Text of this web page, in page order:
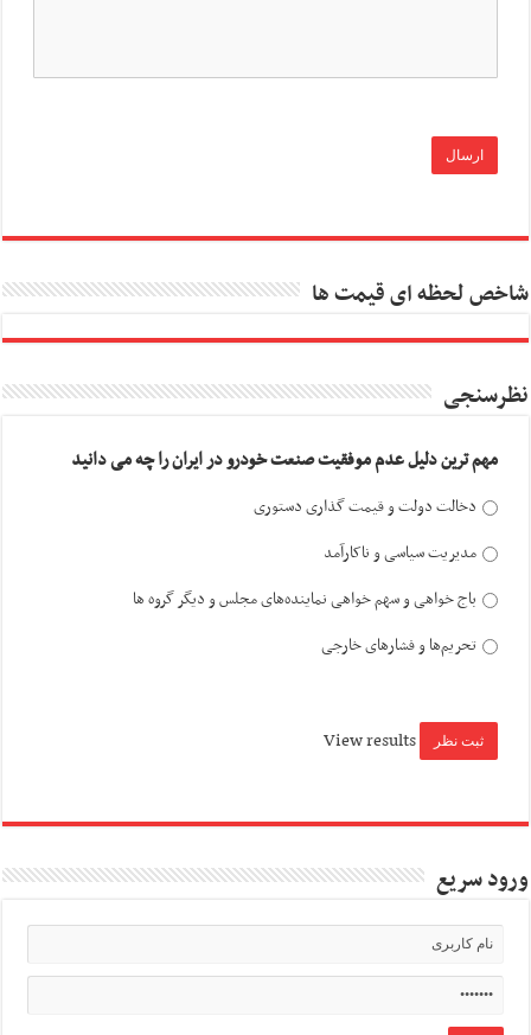
شاخص لحظه ای قیمت ها
نظرسنجی
مهم ترین دلیل عدم موفقیت صنعت خودرو در ایران را چه می دانید
دخالت دولت و قیمت گذاری دستوری
مدیریت سیاسی و ناکارآمد
باج خواهی و سهم خواهی نماینده‌های مجلس و دیگر گروه ها
تحریم‌ها و فشارهای خارجی
View results
ورود سریع